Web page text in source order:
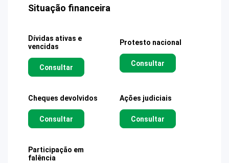
Situação financeira
Dívidas ativas e
vencidas
Consultar
Protesto nacional
Consultar
Cheques devolvidos
Consultar
Ações judiciais
Consultar
Participação em
falência